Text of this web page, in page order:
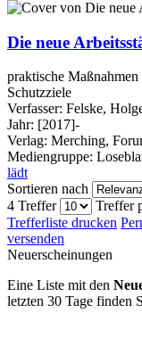
Die neue
praktische
Schutzziele
Verfasser: Felske,
Jahr: [2017]-
Verlag: Merching,
Mediengruppe:
lädt
Sortieren nach
4 Treffer
Treffer
Trefferliste drucken
versenden
Neuerscheinungen
Eine Liste mit den
letzten 30 Tage finden